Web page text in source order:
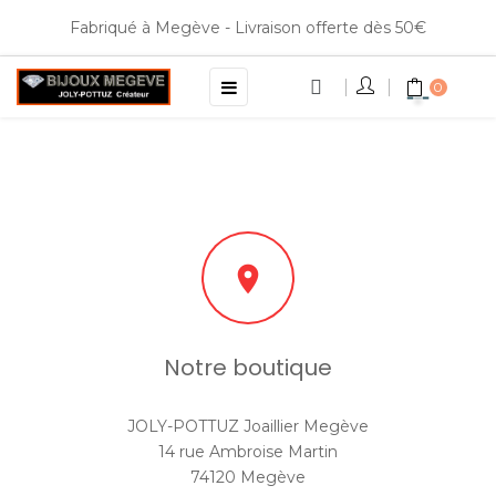
Fabriqué à Megève - Livraison offerte dès 50€
Basculer
la
☰ 0

Notre boutique
JOLY-POTTUZ Joaillier Megève
14 rue Ambroise Martin
74120 Megève